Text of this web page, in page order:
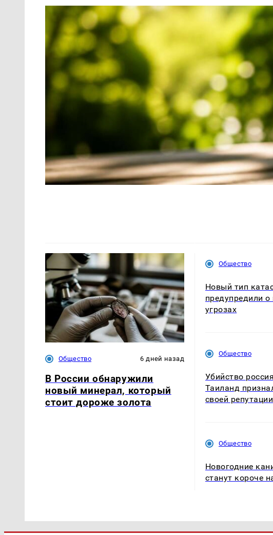
Общество 6 дней назад
В России обнаружили
новый минерал, который
стоит дороже золота
Общество
Новый тип
предупредили
угрозах
Общество
Убийство
Таиланд
своей репутации
Общество
Новогодние
станут короче